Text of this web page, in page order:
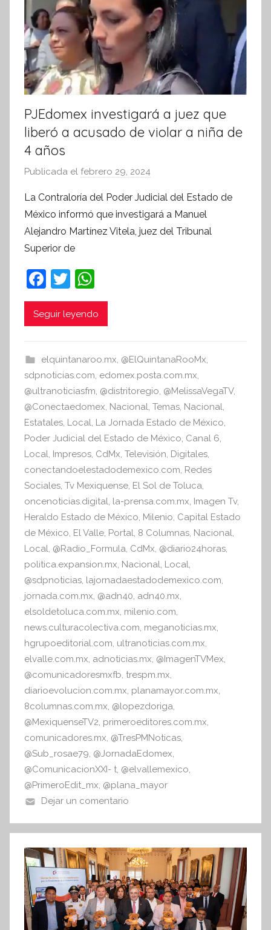
o
r
m
a
t
i
v
a
PJEdomex investigará a juez que
liberó a acusado de violar a niña de
4 años
Publicada el febrero 29, 2024
r
S
í
n
f
o
m
a
t
i
v
a
La Contraloría del Poder Judicial del Estado de
México informó que investigará a Manuel
Alejandro Martínez Vitela, juez del Tribunal
Superior de
F
a
c
b
o
o
k
T
w
itt
h
at
A
p
p
Seguir leyendo
elquintanaroo.mx, @ElQuintanaRooMx,
sdpnoticias.com, edomex.posta.com.mx,
@ultranoticiasfm, @distritoregio, @MelissaVegaTV,
@Conectaedomex, Nacional, Temas, Nacional,
Estatales, Local, La Jornada Estado de México,
Poder Judicial del Estado de México, Canal 6,
Local, Impresos, CdMx, Televisión, Digitales,
conectandoelestadodemexico.com, Redes
Sociales, Tv Mexiquense, El Sol de Toluca,
oncenoticias.digital, la-prensa.com.mx, Imagen Tv,
Heraldo Estado de México, Milenio, Capital Estado
de México, El Valle, Portal, 8 Columnas, Nacional,
Local, @Radio_Formula, CdMx, @diario24horas,
politica.expansion.mx, Nacional, Local,
@sdpnoticias, lajornadaestadodemexico.com,
jornada.com.mx, @adn40, adn40.mx,
elsoldetoluca.com.mx, milenio.com,
news.culturacolectiva.com, meganoticias.mx,
hgrupoeditorial.com, ultranoticias.com.mx,
elvalle.com.mx, adnoticias.mx, @ImagenTVMex,
@comunicadoresmxfb, trespm.mx,
diarioevolucion.com.mx, planamayor.com.mx,
8columnas.com.mx, @lopezdoriga,
@MexiquenseTV2, primeroeditores.com.mx,
comunicadores.mx, @TresPMNoticas,
@Sub_rosae79, @JornadaEdomex,
@ComunicacionXXI- t, @elvallemexico,
@PrimeroEdit_mx, @plana_mayor
Dejar un comentario